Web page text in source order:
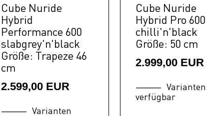
Cube Nuride
Hybrid
Performance 600
slabgrey'n'black
Größe: Trapeze 46
cm
2.599,00 EUR
Varianten
Cube Nuride
Hybrid Pro 600
chilli'n'black
Größe: 50 cm
2.999,00 EUR
Varianten
verfügbar